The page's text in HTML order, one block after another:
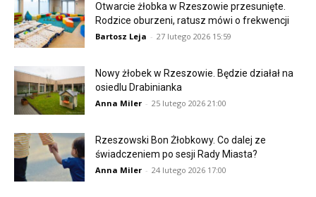
Otwarcie żłobka w Rzeszowie przesunięte.
Rodzice oburzeni, ratusz mówi o frekwencji
Bartosz Leja - 27 lutego 2026 15:59
Nowy żłobek w Rzeszowie. Będzie działał na
osiedlu Drabinianka
Anna Miler - 25 lutego 2026 21:00
Rzeszowski Bon Żłobkowy. Co dalej ze
świadczeniem po sesji Rady Miasta?
Anna Miler - 24 lutego 2026 17:00